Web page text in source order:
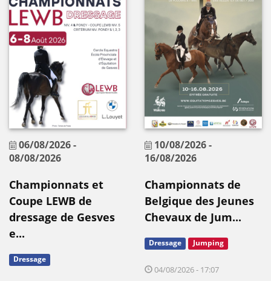
06/08/2026-
08/08/2026
Championnats et
Coupe LEWB de
dressage de Gesves
e...
Dressage
10/08/2026-
16/08/2026
Championnats de
Belgique des Jeunes
Chevaux de Jum...
Dressage Jumping
04/08/2026 - 17:07